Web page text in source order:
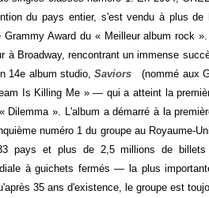
du pays entier, s'est vendu à plus de
Award du « Meilleur album rock
à Broadway, rencontrant un immense
14e album studio,Saviors (nommé aux
Is Killing Me » — qui a atteint la
». L'album a démarré à la
numéro 1 du groupe au Royaume-
pays et plus de 2,5 millions de
à guichets fermés — la plus
35 ans d'existence, le groupe est